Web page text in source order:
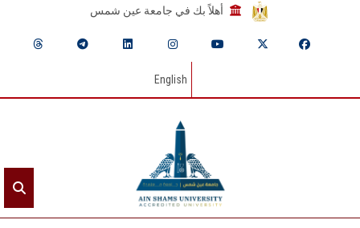
أهلاً بك في جامعة عين شمس
English